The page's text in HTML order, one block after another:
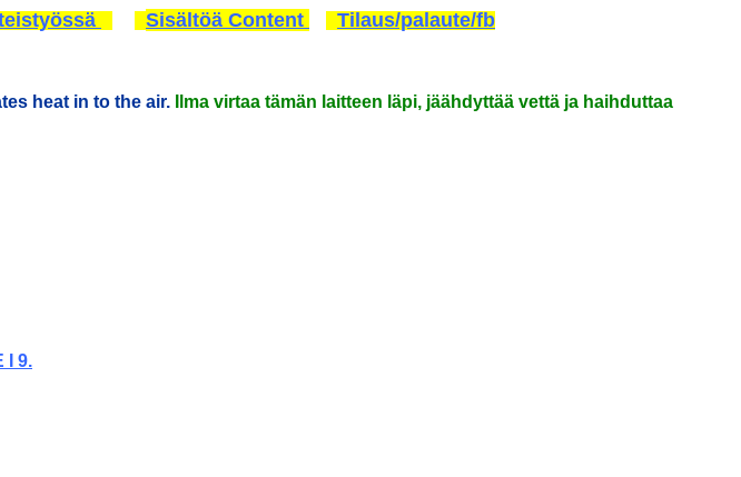
Sisältöä Content Tilaus/palaute/fb
heat in to the air.
Ilma virtaa tämän laitteen läpi, jäähdyttää vettä ja haihduttaa
I 9.